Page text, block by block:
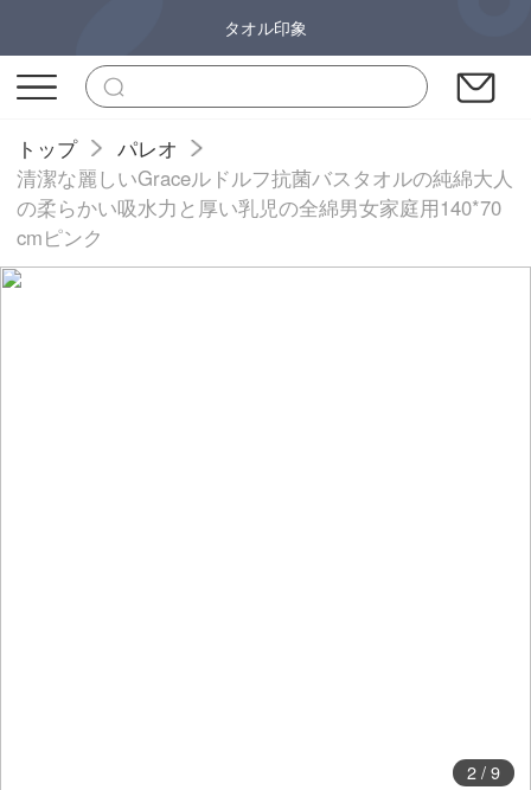
タオル印象
トップ
パレオ
清潔な麗しいGraceルドルフ抗菌バスタオルの純綿大人
の柔らかい吸水力と厚い乳児の全綿男女家庭用140*70
cmピンク
2/ 9